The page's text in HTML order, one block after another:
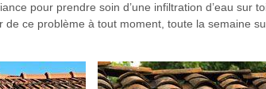
pour prendre soin d’une infiltration d’eau sur
de ce problème à tout moment, toute la semaine